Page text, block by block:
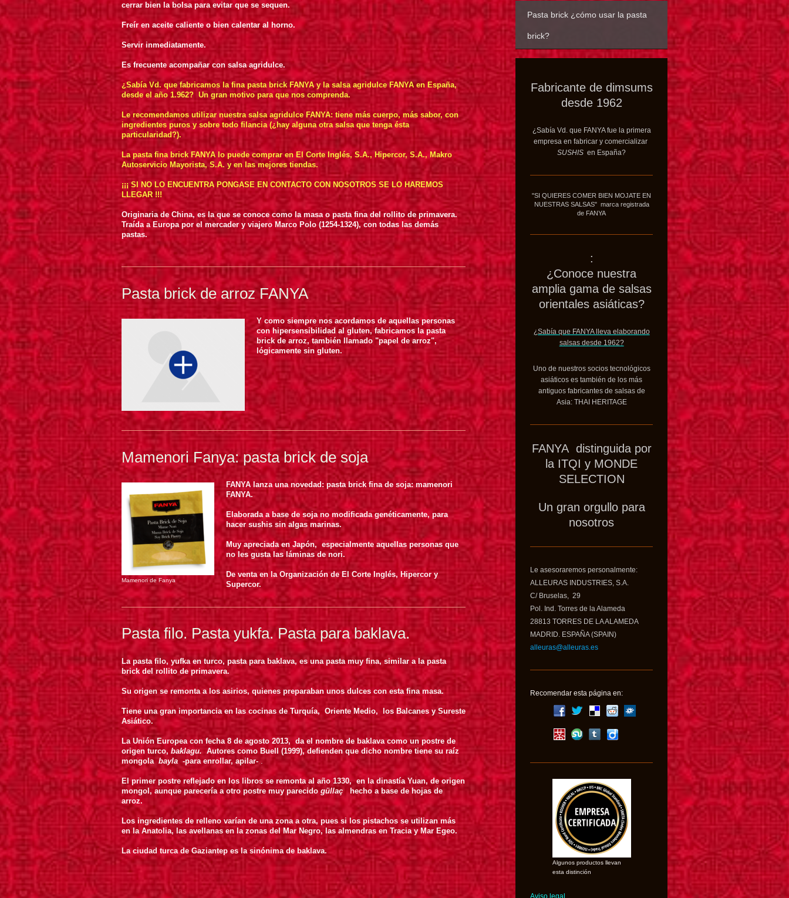
cerrar bien la bolsa para evitar que se sequen.
Freír en aceite caliente o bien calentar al horno.
Servir inmediatamente.
Es frecuente acompañar con salsa agridulce.
¿Sabía Vd. que fabricamos la fina pasta brick FANYA y la salsa agridulce FANYA en España,
desde el año 1.962? Un gran motivo para que nos comprenda.
Le recomendamos utilizar nuestra salsa agridulce FANYA: tiene más cuerpo, más sabor, con
ingredientes puros y sobre todo filancia (¿hay alguna otra salsa que tenga ésta
particularidad?).
La pasta fina brick FANYA lo puede comprar en El Corte Inglés, S.A., Hipercor, S.A., Makro
Autoservicio Mayorista, S.A. y en las mejores tiendas.
¡¡¡ SI NO LO ENCUENTRA PONGASE EN CONTACTO CON NOSOTROS SE LO HAREMOS
LLEGAR !!!
Originaria de China, es la que se conoce como la masa o pasta fina del rollito de primavera.
Traída a Europa por el mercader y viajero Marco Polo (1254-1324), con todas las demás
pastas.
Pasta brick de arroz FANYA
Y como siempre nos acordamos de aquellas personas
con hipersensibilidad al gluten, fabricamos la pasta
brick de arroz, también llamado "papel de arroz",
lógicamente sin gluten.
Mamenori Fanya: pasta brick de soja
Mamenori de Fanya
FANYA lanza una novedad: pasta brick fina de soja: mamenori
FANYA.
Elaborada a base de soja no modificada genéticamente, para
hacer sushis sin algas marinas.
Muy apreciada en Japón, especialmente aquellas personas que
no les gusta las láminas de nori.
De venta en la Organización de El Corte Inglés, Hipercor y
Supercor.
Pasta filo. Pasta yukfa. Pasta para baklava.
La pasta filo, yufka en turco, pasta para baklava, es una pasta muy fina, similar a la pasta
brick del rollito de primavera.
Su origen se remonta a los asirios, quienes preparaban unos dulces con esta fina masa.
Tiene una gran importancia en las cocinas de Turquía, Oriente Medio, los Balcanes y Sureste
Asiático.
La Unión Europea con fecha 8 de agosto 2013, da el nombre de baklava como un postre de
origen turco, baklagu.
Autores como Buell (1999), defienden que dicho nombre tiene su raíz
mongola bayla -para enrollar, apilar- .
El primer postre reflejado en los libros se remonta al año 1330, en la dinastía Yuan, de origen
mongol, aunque parecería a otro postre muy parecidogüllaç hecho a base de hojas de
arroz.
Los ingredientes de relleno varían de una zona a otra, pues si los pistachos se utilizan más
en la Anatolia, las avellanas en la zonas del Mar Negro, las almendras en Tracia y Mar Egeo.
La ciudad turca de Gaziantep es la sinónima de baklava.
Pasta brick ¿cómo usar la pasta
brick?
Fabricante de dimsums
desde 1962
¿Sabía Vd. que FANYA fue la primera
empresa en fabricar y comercializar
SUSHIS en España?
"SI QUIERES COMER BIEN MOJATE EN
NUESTRAS SALSAS" marca registrada
de FANYA
:
¿Conoce nuestra
amplia gama de salsas
orientales asiáticas?
¿Sabía que FANYA lleva elaborando
salsas desde 1962?
Uno de nuestros socios tecnológicos
asiáticos es también de los más
antiguos fabricantes de salsas de
Asia: THAI HERITAGE
FANYA distinguida por
la ITQI y MONDE
SELECTION
Un gran orgullo para
nosotros
Le asesoraremos personalmente:
ALLEURAS INDUSTRIES, S.A.
C/ Bruselas, 29
Pol. Ind. Torres de la Alameda
28813 TORRES DE LA ALAMEDA
MADRID. ESPAÑA (SPAIN)
alleuras@alleuras.es
Recomendar esta página en:
Algunos productos llevan
esta distinción
Aviso legal